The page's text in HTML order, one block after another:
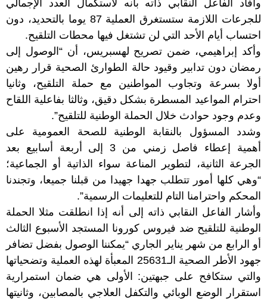
وأفاد الفاعل النقابي ذاته بأنه لاستكمال العدد الإجمالي
للجرعات اللازمة ستستغرق العملية 87 يوما بالتحديد، دون
احتساب أيام الأحد التي لن تشتغل فيها محطات التلقيح.
وأكد إبراهيمي، ضمن تصريح لهسبريس، أن “الوصول إلى
رمضان دون تدابير وقيود حالة الطوارئ الصحية قرار رهين
أولا بسرعة وتجاوب المواطنين مع حملة التلقيح، وثانيا
احترام المواعيد المسطرة بشكل دقيق، وثالثا بفاعلية اللقاح
وعدم وجود حوادث خلال الحملة الوطنية للتلقيح”.
وشدد المسؤول بالنقابة الوطنية للصحة العمومية على
أهمية إعطاء فاصل زمني من 3 إلى أربعة أسابيع بعد
الجرعة الثانية، لتطوير المناعة سواء الذاتية أو الجماعية؛
“وهي كلها أمور تتطلب جهدا جهيدا من قبلنا جميعا، وتجندنا
المحكم واحترامنا التام للتعليمات الرسمية”.
وأشار الفاعل النقابي ذاته إلى أنه إذا انطلقت مثلا الحملة
الوطنية للتلقيح ضد فيروس كورونا المستجد الأسبوع الثالث
أو الرابع من شهر يناير الجاري “يمكننا الوصول بفضل تضافر
جهود الأطر الصحية الـ25631 المعبأة لهذه العملية وتضحياتها
والتي ستكافح على جبهتين: الأولى هي ضمان استمرارية
استقرار الوضع الوبائي والتكفل العلاجي بالمصابين، وثانيتها